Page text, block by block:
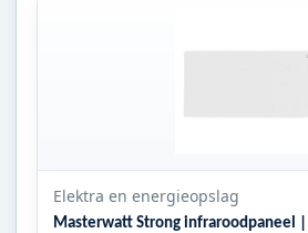
Elektra en energieopslag
Masterwatt Strong infraroodpaneel